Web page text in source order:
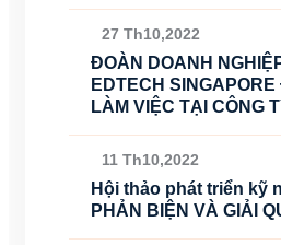
27 Th10,2022
ĐOÀN DOANH
EDTECH
LÀM VIỆC TẠI CÔNG
11 Th10,2022
Hội thảo phát triển kỹ
PHẢN BIỆN VÀ GIẢI